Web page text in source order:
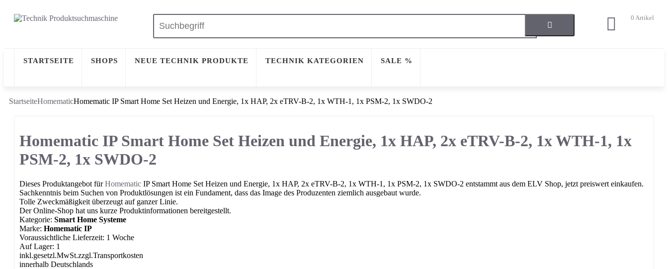
0 Artikel
STARTSEITE SHOPS NEUE TECHNIK PRODUKTE TECHNIK KATEGORIEN SALE %
StartseiteHomematicHomematic IP Smart Home Set Heizen und Energie, 1x HAP, 2x eTRV-B-2, 1x WTH-1, 1x PSM-2, 1x SWDO-2
Homematic IP Smart Home Set Heizen und Energie, 1x HAP, 2x eTRV-B-2, 1x WTH-1, 1x
PSM-2, 1x SWDO-2
Dieses Produktangebot fürHomematic IP Smart Home Set Heizen und Energie, 1x HAP, 2x eTRV-B-2, 1x WTH-1, 1x PSM-2, 1x SWDO-2 entstammt aus dem ELV Shop, jetzt preiswert einkaufen.
Sachkenntnis beim Suchen von Produktlösungen ist ein Fundament, dass das Image des Produzenten ziemlich ausgebaut wurde.
Tolle Zweckmäßigkeit überzeugt auf ganzer Linie.
Der Online-Shop hat uns kurze Produktinformationen bereitgestellt.
Kategorie: Smart Home Systeme
Marke: Homematic IP
Voraussichtliche Lieferzeit: 1 Woche
Auf Lager: 1
inkl.gesetzl.MwSt.zzgl.Transportkosten
innerhalb Deutschlands